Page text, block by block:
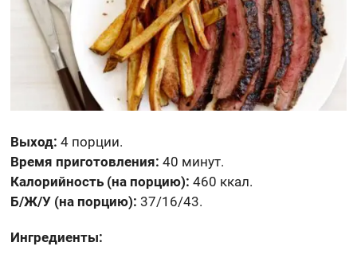
Выход: 4 порции.
Время приготовления: 40 минут.
Калорийность (на порцию): 460 ккал.
Б/Ж/У (на порцию): 37/16/43.
Ингредиенты: